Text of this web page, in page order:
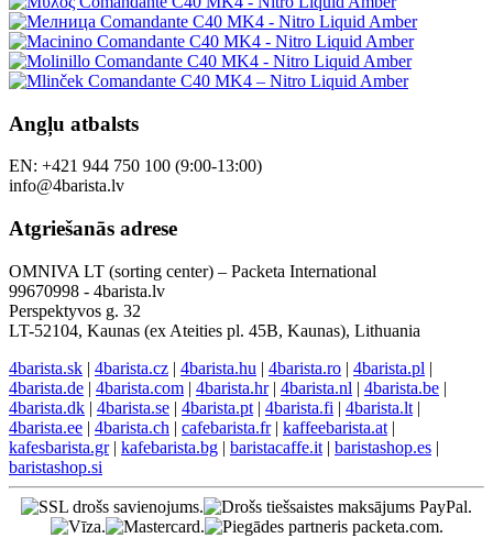
Angļu atbalsts
EN: +421 944 750 100 (9:00-13:00)
info@4barista.lv
Atgriešanās adrese
OMNIVA LT (sorting center) – Packeta International
99670998 - 4barista.lv
Perspektyvos g. 32
LT-52104, Kaunas (ex Ateities pl. 45B, Kaunas), Lithuania
4barista.sk | 4barista.cz | 4barista.hu | 4barista.ro | 4barista.pl |
4barista.de | 4barista.com | 4barista.hr| 4barista.nl | 4barista.be |
4barista.dk | 4barista.se | 4barista.pt | 4barista.fi | 4barista.lt |
4barista.ee | 4barista.ch | cafebarista.fr| kaffeebarista.at |
kafesbarista.gr| kafebarista.bg | baristacaffe.it | baristashop.es |
baristashop.si